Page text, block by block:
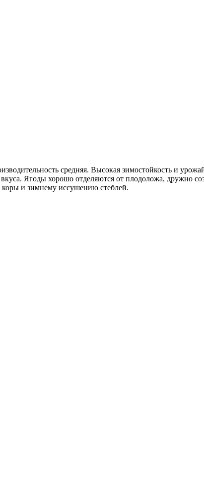
средняя. Высокая зимостойкость и
Ягоды хорошо отделяются от плодоложа, дружно
и зимнему иссушению стеблей.